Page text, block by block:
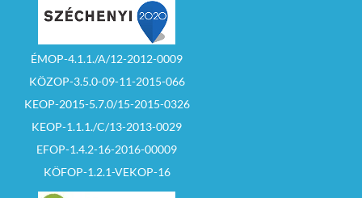
ÉMOP-4.1.1./A/12-2012-0009
KÖZOP-3.5.0-09-11-2015-066
KEOP-2015-5.7.0/15-2015-0326
KEOP-1.1.1./C/13-2013-0029
EFOP-1.4.2-16-2016-00009
KÖFOP-1.2.1-VEKOP-16